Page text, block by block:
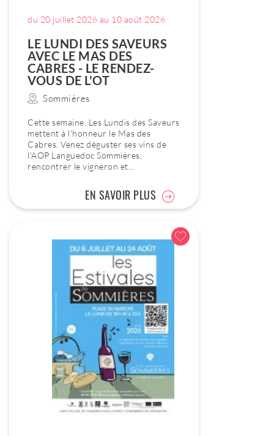
du 20 juillet 2026 au 10 août 2026
LE LUNDI DES SAVEURS
AVEC LE MAS DES
CABRES - LE RENDEZ-
VOUS DE L'OT
Sommières
Cette semaine, Les Lundis des Saveurs
mettent à l'honneur le Mas des
Cabres. Venez déguster ses vins de
l'AOP Languedoc Sommières,
rencontrer le vigneron et...
EN SAVOIR PLUS